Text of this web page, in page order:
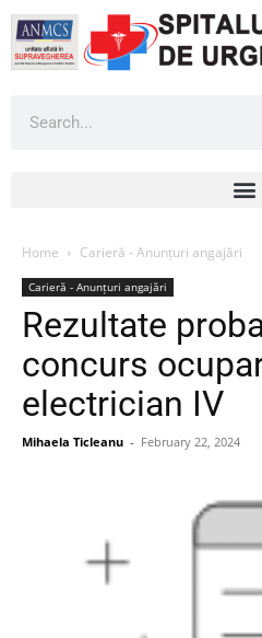
Home Carieră - Anunțuri angajări
Carieră - Anunțuri angajări
Rezultate
concurs
electrician IV
Mihaela Ticleanu - February 22, 2024